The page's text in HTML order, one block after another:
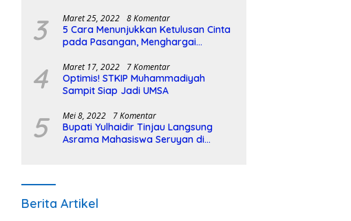
3 Maret 25, 2022 8 Komentar
5 Cara Menunjukkan Ketulusan Cinta
pada Pasangan, Menghargai
4 Maret 17, 2022 7 Komentar
Optimis! STKIP Muhammadiyah
Sampit Siap Jadi UMSA
5 Mei 8, 2022 7 Komentar
Bupati Yulhaidir Tinjau Langsung
Asrama Mahasiswa Seruyan di
Berita Artikel